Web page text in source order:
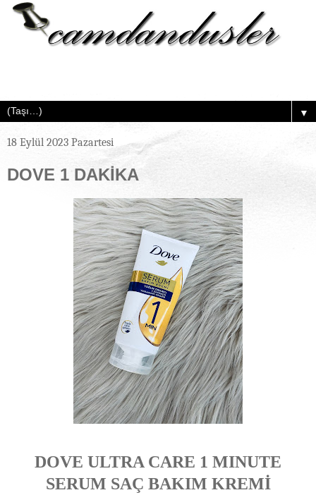
▼
18 Eylül 2023 Pazartesi
DOVE 1 DAKİKA
DOVE ULTRA CARE 1 MINUTE
SERUM SAÇ BAKIM KREMİ